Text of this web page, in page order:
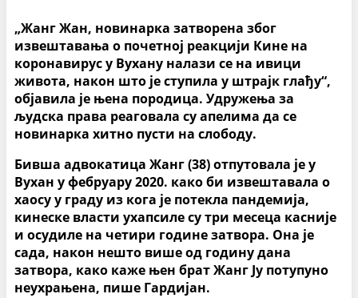
„Жанг Жан, новинарка затворена због
извештавања о почетној реакцији Кине на
коронавирус у Вухану налази се на ивици
живота, након што је ступила у штрајк глађу“,
објавила је њена породица. Удружења за
људска права реаговала су апелима да се
новинарка хитно пусти на слободу.
Бивша адвокатица Жанг (38) отпутовала је у
Вухан у фебруару 2020. како би извештавала о
хаосу у граду из кога је потекла пандемија,
кинеске власти ухапсиле су три месеца касније
и осудиле на четири године затвора. Она је
сада, након нешто више од годину дана
затвора, како каже њен брат Жанг Ју потупуно
неухрањена, пише Гардијан.